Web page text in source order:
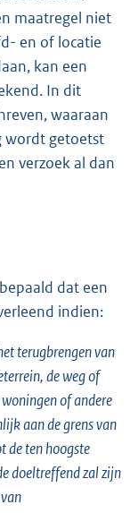
maatregel niet
en of locatie
kan een
In dit
waaraan
wordt getoetst
verzoek al dan
dat een
indien:
terugbrengen van
de weg of
of andere
aan de grens van
de ten hoogste
doeltreffend zal zijn